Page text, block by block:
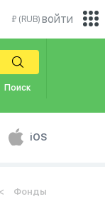
₽ (RUB)
Поиск
iOS
войти
Фонды